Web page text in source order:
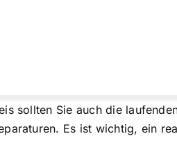
sollten Sie auch die
Es ist wichtig, ein